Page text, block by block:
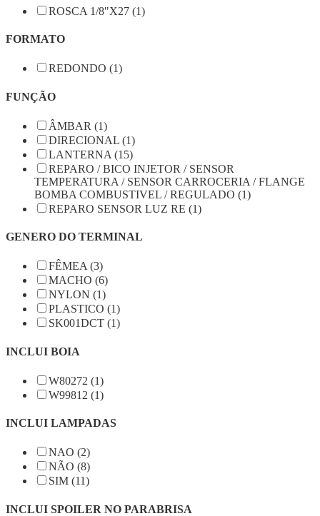
ROSCA 1/8"X27 (1)
FORMATO
REDONDO (1)
FUNÇÃO
ÂMBAR (1)
DIRECIONAL (1)
LANTERNA (15)
REPARO / BICO INJETOR / SENSOR
TEMPERATURA / SENSOR CARROCERIA / FLANGE
BOMBA COMBUSTIVEL / REGULADO (1)
REPARO SENSOR LUZ RE (1)
GENERO DO TERMINAL
FÊMEA (3)
MACHO (6)
NYLON (1)
PLASTICO (1)
SK001DCT (1)
INCLUI BOIA
W80272 (1)
W99812 (1)
INCLUI LAMPADAS
NAO (2)
NÃO (8)
SIM (11)
INCLUI SPOILER NO PARABRISA